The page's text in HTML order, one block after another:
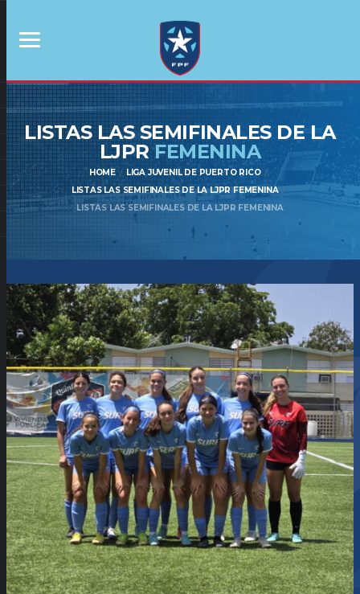
LISTAS LAS SEMIFINALES DE LA
LJPRFEMENINA
HOME
LIGA JUVENIL DE PUERTO RICO
LISTAS LAS SEMIFINALES DE LA LJPR FEMENINA
LISTAS LAS SEMIFINALES DE LA LJPR FEMENINA